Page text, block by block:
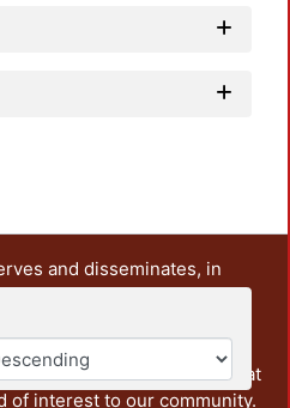
and disseminates, in
the teaching and research
It also includes some
documents from the
from other institutions that
of interest to our community.